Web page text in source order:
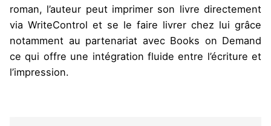
roman, l’auteur peut imprimer son livre directement
via WriteControl et se le faire livrer chez lui grâce
notamment au partenariat avec Books on Demand
ce qui offre une intégration fluide entre l’écriture et
l’impression.